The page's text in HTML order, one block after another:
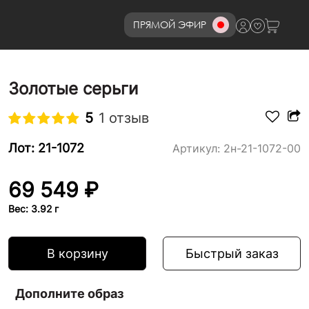
ПРЯМОЙ ЭФИР8 (800)777-72-69
Золотые серьги
5 1 отзыв
Лот: 21-1072 Артикул: 2н-21-1072-00
69 549 ₽
Вес: 3.92 г
В корзину Быстрый заказ
Дополните образ